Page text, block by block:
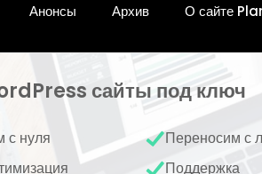
Анонсы Архив О сайте
сайты под ключ
с нуля
Переносим с
Поддержка